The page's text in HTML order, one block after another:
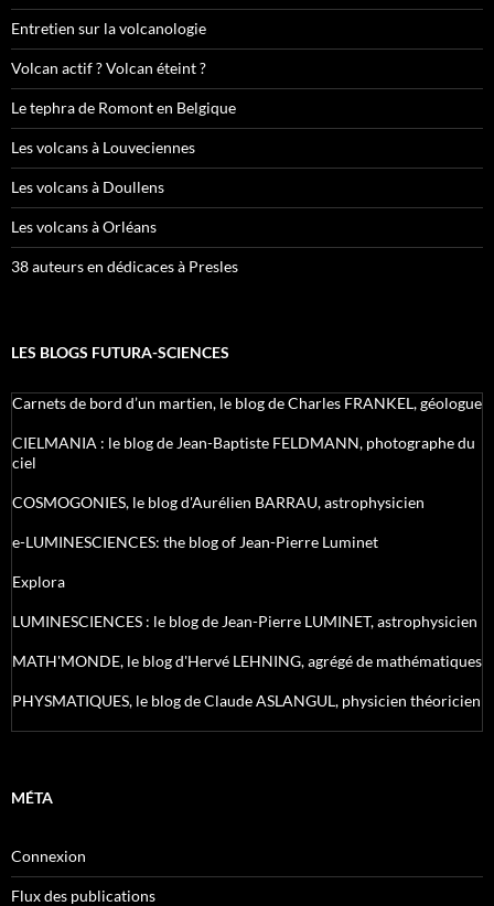
Entretien sur la volcanologie
Volcan actif ? Volcan éteint ?
Le tephra de Romont en Belgique
Les volcans à Louveciennes
Les volcans à Doullens
Les volcans à Orléans
38 auteurs en dédicaces à Presles
LES BLOGS FUTURA-SCIENCES
Carnets de bord d’un martien, le blog de Charles FRANKEL, géologue
CIELMANIA : le blog de Jean-Baptiste FELDMANN, photographe du
ciel
COSMOGONIES, le blog d'Aurélien BARRAU, astrophysicien
e-LUMINESCIENCES: the blog of Jean-Pierre Luminet
Explora
LUMINESCIENCES : le blog de Jean-Pierre LUMINET, astrophysicien
MATH'MONDE, le blog d'Hervé LEHNING, agrégé de mathématiques
PHYSMATIQUES, le blog de Claude ASLANGUL, physicien théoricien
MÉTA
Connexion
Flux des publications